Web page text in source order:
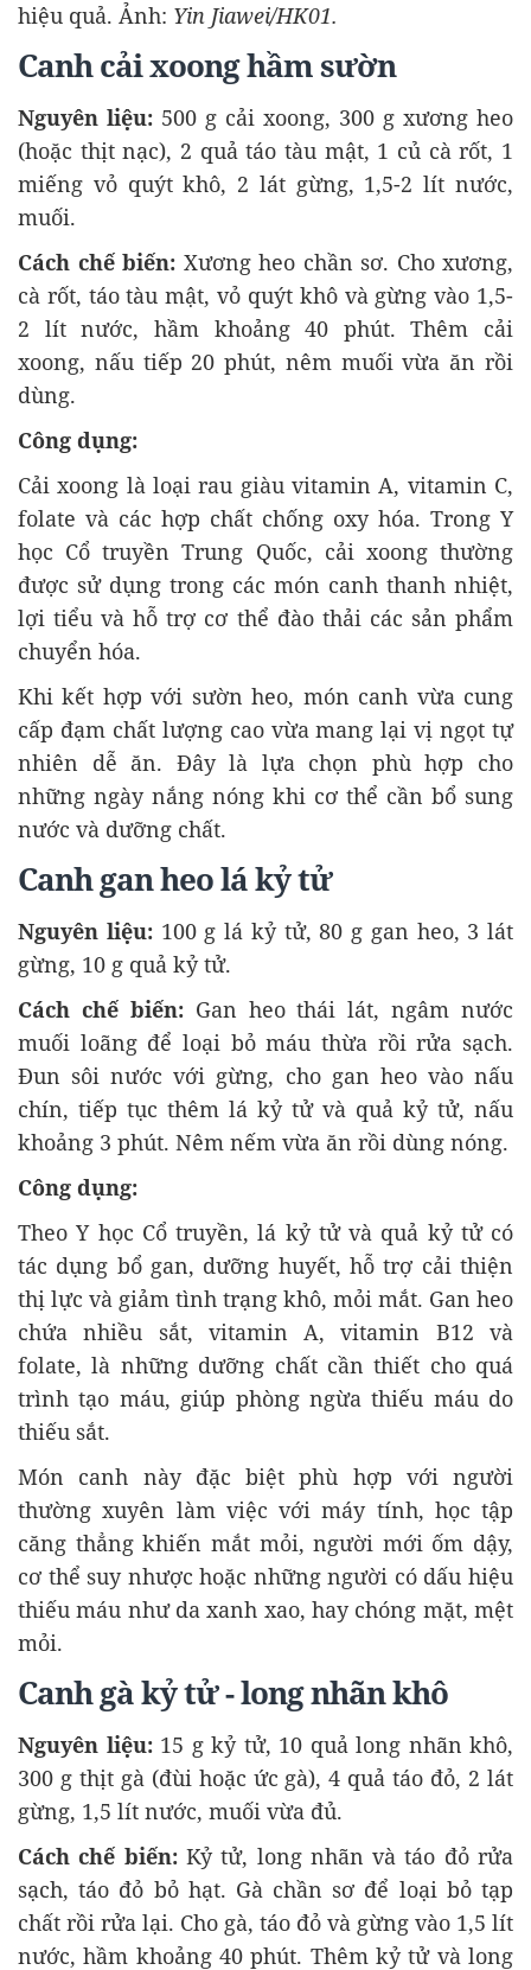
hiệu quả. Ảnh: Yin Jiawei/HK01.
Canh cải xoong hầm sườn
Nguyên liệu: 500 g cải xoong, 300 g xương heo
(hoặc thịt nạc), 2 quả táo tàu mật, 1 củ cà rốt, 1
miếng vỏ quýt khô, 2 lát gừng, 1,5-2 lít nước,
muối.
Cách chế biến: Xương heo chần sơ. Cho xương,
cà rốt, táo tàu mật, vỏ quýt khô và gừng vào 1,5-
2 lít nước, hầm khoảng 40 phút. Thêm cải
xoong, nấu tiếp 20 phút, nêm muối vừa ăn rồi
dùng.
Công dụng:
Cải xoong là loại rau giàu vitamin A, vitamin C,
folate và các hợp chất chống oxy hóa. Trong Y
học Cổ truyền Trung Quốc, cải xoong thường
được sử dụng trong các món canh thanh nhiệt,
lợi tiểu và hỗ trợ cơ thể đào thải các sản phẩm
chuyển hóa.
Khi kết hợp với sườn heo, món canh vừa cung
cấp đạm chất lượng cao vừa mang lại vị ngọt tự
nhiên dễ ăn. Đây là lựa chọn phù hợp cho
những ngày nắng nóng khi cơ thể cần bổ sung
nước và dưỡng chất.
Canh gan heo lá kỷ tử
Nguyên liệu: 100 g lá kỷ tử, 80 g gan heo, 3 lát
gừng, 10 g quả kỷ tử.
Cách chế biến: Gan heo thái lát, ngâm nước
muối loãng để loại bỏ máu thừa rồi rửa sạch.
Đun sôi nước với gừng, cho gan heo vào nấu
chín, tiếp tục thêm lá kỷ tử và quả kỷ tử, nấu
khoảng 3 phút. Nêm nếm vừa ăn rồi dùng nóng.
Công dụng:
Theo Y học Cổ truyền, lá kỷ tử và quả kỷ tử có
tác dụng bổ gan, dưỡng huyết, hỗ trợ cải thiện
thị lực và giảm tình trạng khô, mỏi mắt. Gan heo
chứa nhiều sắt, vitamin A, vitamin B12 và
folate, là những dưỡng chất cần thiết cho quá
trình tạo máu, giúp phòng ngừa thiếu máu do
thiếu sắt.
Món canh này đặc biệt phù hợp với người
thường xuyên làm việc với máy tính, học tập
căng thẳng khiến mắt mỏi, người mới ốm dậy,
cơ thể suy nhược hoặc những người có dấu hiệu
thiếu máu như da xanh xao, hay chóng mặt, mệt
mỏi.
Canh gà kỷ tử - long nhãn khô
Nguyên liệu: 15 g kỷ tử, 10 quả long nhãn khô,
300 g thịt gà (đùi hoặc ức gà), 4 quả táo đỏ, 2 lát
gừng, 1,5 lít nước, muối vừa đủ.
Cách chế biến: Kỷ tử, long nhãn và táo đỏ rửa
sạch, táo đỏ bỏ hạt. Gà chần sơ để loại bỏ tạp
chất rồi rửa lại. Cho gà, táo đỏ và gừng vào 1,5 lít
nước, hầm khoảng 40 phút. Thêm kỷ tử và long